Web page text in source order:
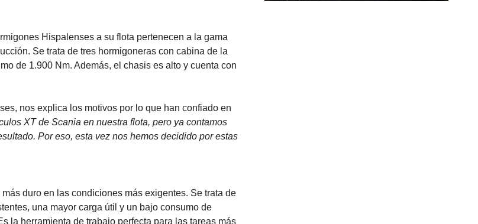
Hispalenses a su flota pertenecen a la gama
Se trata de tres hormigoneras con cabina de la
de 1.900 Nm. Además, el chasis es alto y cuenta con
nos explica los motivos por lo que han confiado en
XT de Scania en nuestra flota, pero ya contamos
Por eso, esta vez nos hemos decidido por estas
duro en las condiciones más exigentes. Se trata de
una mayor carga útil y un bajo consumo de
la herramienta de trabajo perfecta para las tareas más